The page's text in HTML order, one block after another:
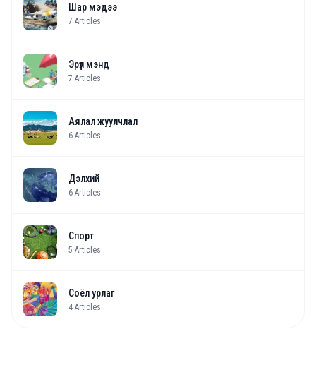
Шар мэдээ
7 Articles
Эрүүл мэнд
7 Articles
Аялал жуулчлал
6 Articles
Дэлхий
6 Articles
Спорт
5 Articles
Соёл урлаг
4 Articles